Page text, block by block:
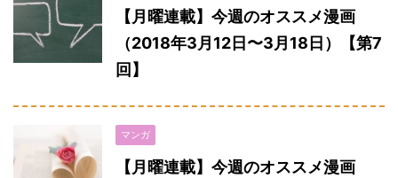
【月曜連載】今週のオススメ漫画
（2018年3月12日〜3月18日）【第7
回】
マンガ
【月曜連載】今週のオススメ漫画